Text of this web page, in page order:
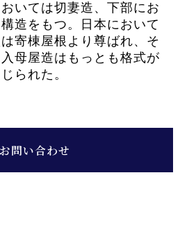
いては切妻造、下部にお
造をもつ。日本において
寄棟屋根より尊ばれ、そ
母屋造はもっとも格式が
られた。
お問い合わせ